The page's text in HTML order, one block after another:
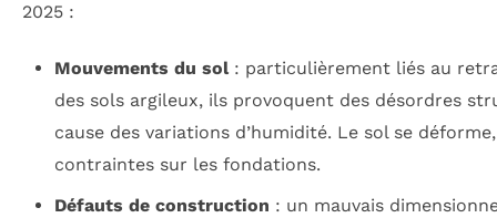
2025 :
Mouvements du sol: particulièrement liés au
des sols argileux, ils provoquent des désordres
cause des variations d’humidité. Le sol se
contraintes sur les fondations.
Défauts de construction : un mauvais